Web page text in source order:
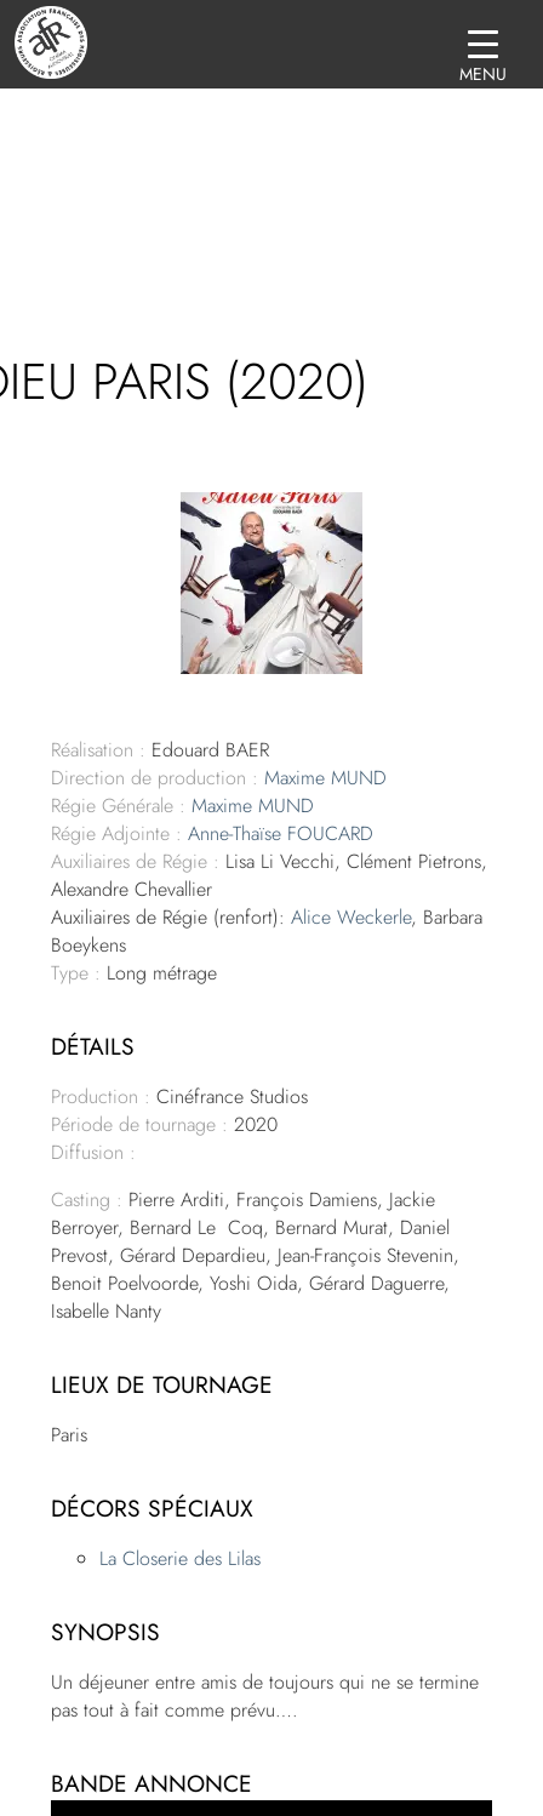
PARIS (2020)
Réalisation : Edouard BAER
Direction de production : Maxime MUND
Régie Générale : Maxime MUND
Régie Adjointe : Anne-Thaïse FOUCARD
Auxiliaires de Régie : Lisa Li Vecchi, Clément Pietrons,
Alexandre Chevallier
Auxiliaires de Régie (renfort):Alice Weckerle, Barbara
Boeykens
Type : Long métrage
DÉTAILS
Production : Cinéfrance Studios
Période de tournage : 2020
Diffusion :
Casting : Pierre Arditi, François Damiens, Jackie
Berroyer, Bernard Le Coq, Bernard Murat, Daniel
Prevost, Gérard Depardieu, Jean-François Stevenin,
Benoit Poelvoorde, Yoshi Oida, Gérard Daguerre,
Isabelle Nanty
LIEUX DE TOURNAGE
Paris
DÉCORS SPÉCIAUX
La Closerie des Lilas
SYNOPSIS
Un déjeuner entre amis de toujours qui ne se termine
pas tout à fait comme prévu….
BANDE ANNONCE
MENU